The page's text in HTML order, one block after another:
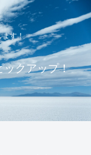
ます！
クアップ！